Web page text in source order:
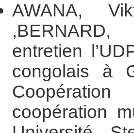
AWANA,
entretien
congolais à
coopération